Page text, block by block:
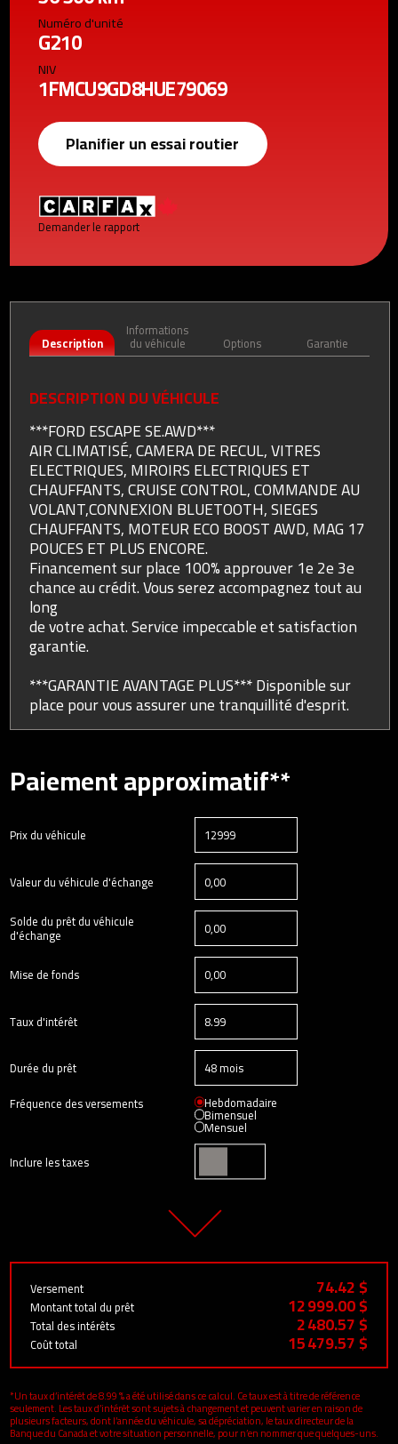
Numéro d'unité
G210
NIV
1FMCU9GD8HUE79069
Planifier un essai routier
Demander le rapport
Description
Informations
du véhicule Options Garantie
DESCRIPTION DU VÉHICULE
***FORD ESCAPE SE.AWD***
AIR CLIMATISÉ, CAMERA DE RECUL, VITRES
ELECTRIQUES, MIROIRS ELECTRIQUES ET
CHAUFFANTS, CRUISE CONTROL, COMMANDE AU
VOLANT,CONNEXION BLUETOOTH, SIEGES
CHAUFFANTS, MOTEUR ECO BOOST AWD, MAG 17
POUCES ET PLUS ENCORE.
Financement sur place 100% approuver 1e 2e 3e
chance au crédit. Vous serez accompagnez tout au
long
de votre achat. Service impeccable et satisfaction
garantie.
***GARANTIE AVANTAGE PLUS*** Disponible sur
place pour vous assurer une tranquillité d'esprit.
Paiement approximatif**
Prix du véhicule
Valeur du véhicule d'échange
Solde du prêt du véhicule
d'échange
Mise de fonds
Taux d'intérêt
Durée du prêt
Fréquence des versements
Hebdomadaire
Bimensuel
Mensuel
Inclure les taxes
Versement 74.42 $
Montant total du prêt 12 999.00 $
Total des intérêts 2 480.57 $
Coût total 15 479.57 $
*Un taux d’intérêt de 8.99 % a été utilisé dans ce calcul. Ce taux est à titre de référence
seulement. Les taux d’intérêt sont sujets à changement et peuvent varier en raison de
plusieurs facteurs, dont l’année du véhicule, sa dépréciation, le taux directeur de la
Banque du Canada et votre situation personnelle, pour n’en nommer que quelques-uns.